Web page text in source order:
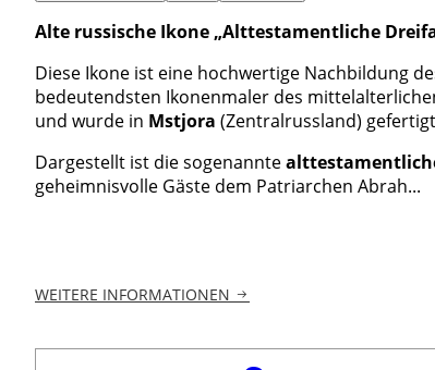
Alte russische Ikone „Alttestamentliche
Diese Ikone ist eine hochwertige Nachbildung
bedeutendsten Ikonenmaler des
und wurde in Mstjora (Zentralrussland)
Dargestellt ist die sogenannte
geheimnisvolle Gäste dem Patriarchen Abrah...
WEITERE INFORMATIONEN